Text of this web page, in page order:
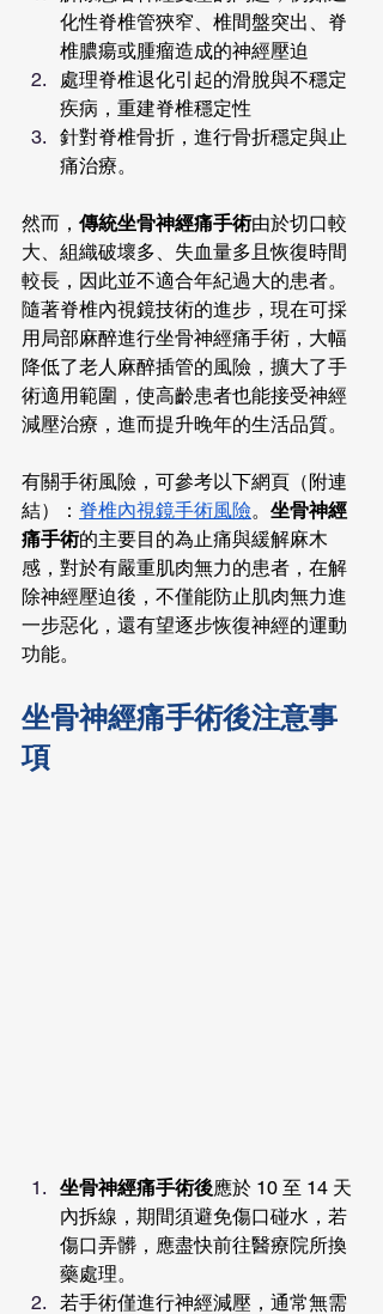
化性脊椎管狹窄、椎間盤突出、脊
椎膿瘍或腫瘤造成的神經壓迫
處理脊椎退化引起的滑脫與不穩定
疾病，重建脊椎穩定性
針對脊椎骨折，進行骨折穩定與止
痛治療。
然而， 傳統坐骨神經痛手術由於切口較
大、組織破壞多、失血量多且恢復時間
較長，因此並不適合年紀過大的患者。
隨著脊椎內視鏡技術的進步，現在可採
用局部麻醉進行坐骨神經痛手術，大幅
降低了老人麻醉插管的風險，擴大了手
術適用範圍，使高齡患者也能接受神經
減壓治療，進而提升晚年的生活品質。
有關手術風險，可參考以下網頁（附連
結）： 脊椎內視鏡手術風險。 坐骨神經
痛手術的主要目的為止痛與緩解麻木
感，對於有嚴重肌肉無力的患者，在解
除神經壓迫後，不僅能防止肌肉無力進
一步惡化，還有望逐步恢復神經的運動
功能。
坐骨神經痛手術後注意事
項
坐骨神經痛手術後應於 10 至 14 天
內拆線，期間須避免傷口碰水，若
傷口弄髒，應盡快前往醫療院所換
藥處理。
若手術僅進行神經減壓，通常無需